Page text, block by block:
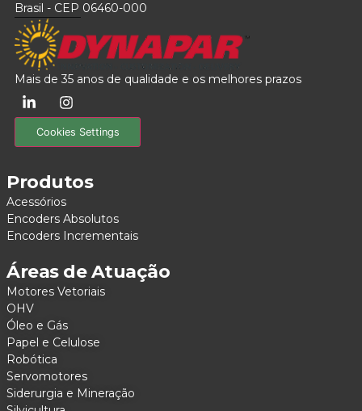
Brasil - CEP 06460-000
Mais de 35 anos de qualidade e os melhores prazos
Cookies Settings
Produtos
Acessórios
Encoders Absolutos
Encoders Incrementais
Áreas de Atuação
Motores Vetoriais
OHV
Óleo e Gás
Papel e Celulose
Robótica
Servomotores
Siderurgia e Mineração